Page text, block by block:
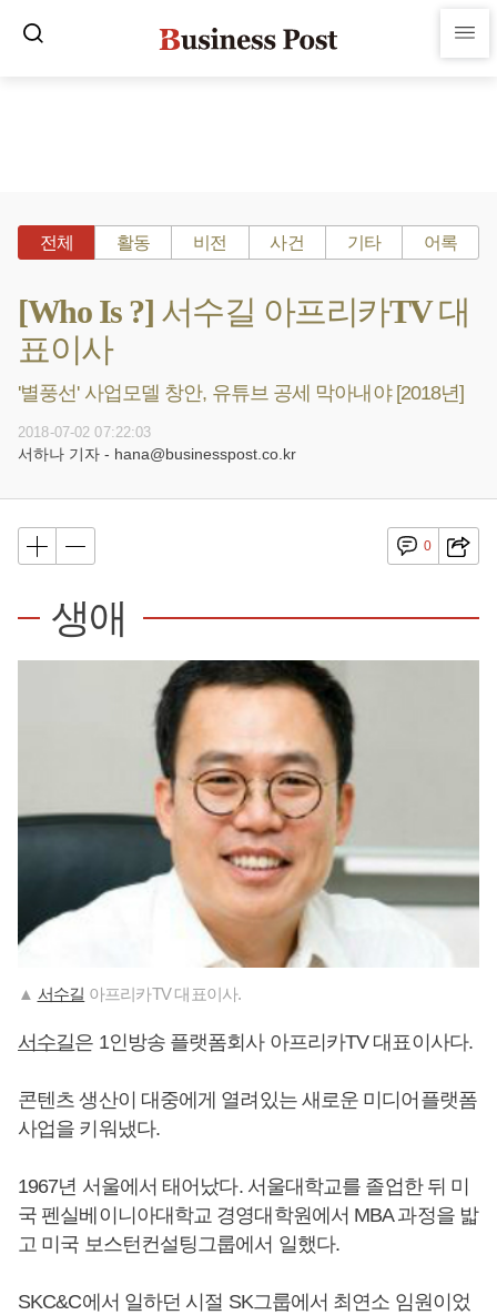
전체 활동 비전 사건 기타 어록
[Who Is ?] 서수길 아프리카TV 대
표이사
'별풍선' 사업모델 창안, 유튜브 공세 막아내야 [2018년]
2018-07-02 07:22:03
서하나 기자 - hana@businesspost.co.kr
0
생애
▲ 서수길 아프리카TV 대표이사.
서수길은 1인방송 플랫폼회사 아프리카TV 대표이사다.
콘텐츠 생산이 대중에게 열려있는 새로운 미디어플랫폼
사업을 키워냈다.
1967년 서울에서 태어났다. 서울대학교를 졸업한 뒤 미
국 펜실베이니아대학교 경영대학원에서 MBA 과정을 밟
고 미국 보스턴컨설팅그룹에서 일했다.
SKC&C에서 일하던 시절 SK그룹에서 최연소 임원이었